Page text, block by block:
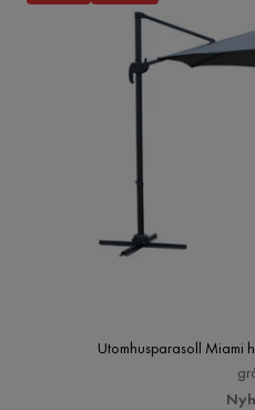
Utomhusparasoll Miami